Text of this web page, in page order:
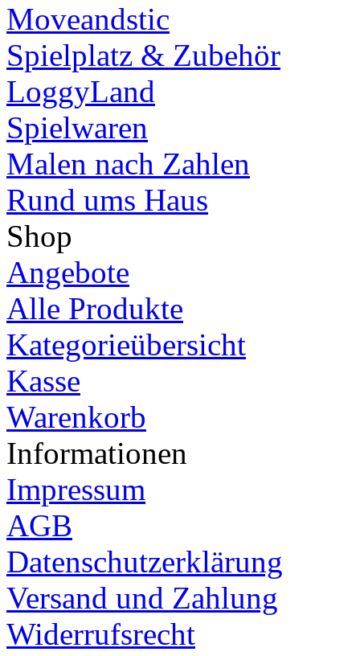
Moveandstic
Spielplatz & Zubehör
LoggyLand
Spielwaren
Malen nach Zahlen
Rund ums Haus
Shop
Angebote
Alle Produkte
Kategorieübersicht
Kasse
Warenkorb
Informationen
Impressum
AGB
Datenschutzerklärung
Versand und Zahlung
Widerrufsrecht